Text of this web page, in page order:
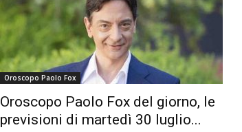
Oroscopo Paolo Fox
Oroscopo Paolo Fox del giorno, le
previsioni di martedì 30 luglio...